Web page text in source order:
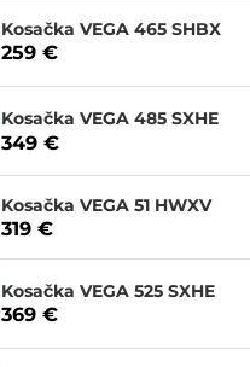
Kosačka VEGA 465 SHBX
259 €
Kosačka VEGA 485 SXHE
349 €
Kosačka VEGA 51 HWXV
319 €
Kosačka VEGA 525 SXHE
369 €